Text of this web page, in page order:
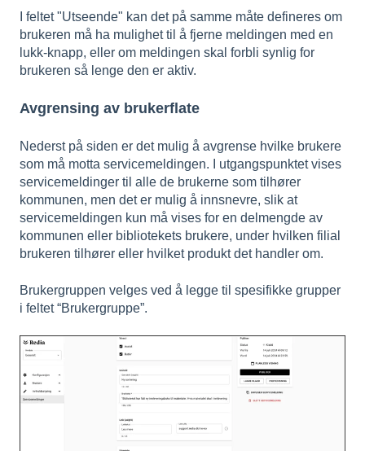
I feltet "Utseende" kan det på samme måte defineres om
brukeren må ha mulighet til å fjerne meldingen med en
lukk-knapp, eller om meldingen skal forbli synlig for
brukeren så lenge den er aktiv.
Avgrensing av brukerflate
Nederst på siden er det mulig å avgrense hvilke brukere
som må motta servicemeldingen. I utgangspunktet vises
servicemeldinger til alle de brukerne som tilhører
kommunen, men det er mulig å innsnevre, slik at
servicemeldingen kun må vises for en delmengde av
kommunen eller bibliotekets brukere, under hvilken filial
brukeren tilhører eller hvilket produkt det handler om.
Brukergruppen velges ved å legge til spesifikke grupper
i feltet “Brukergruppe”.